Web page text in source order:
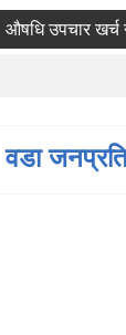
उपचार खर्च
वडा